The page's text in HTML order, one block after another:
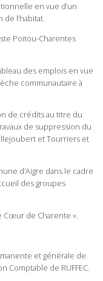
en vue d’un
de l’habitat.
Poitou-Charentes
des emplois en vue
communautaire à
de crédits au titre du
de suppression du
et Tourriers et
d’Aigre dans le cadre
des groupes
Cœur de Charente ».
et générale de
Comptable de RUFFEC.